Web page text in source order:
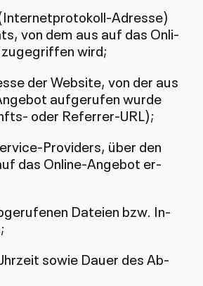
Adres­se)
von dem aus auf das On­li­
wird;
der Web­si­te, von der aus
auf­ge­ru­fen wur­de
oder Re­fer­rer-URL);
Pro­vi­ders, über den
das On­li­ne-An­ge­bot er­
Da­tei­en bzw. In­
so­wie Dau­er des Ab­